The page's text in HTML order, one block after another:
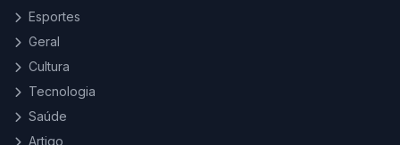
Esportes
Geral
Cultura
Tecnologia
Saúde
Artigo